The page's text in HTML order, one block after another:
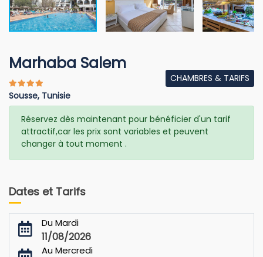
Marhaba Salem
Sousse, Tunisie
CHAMBRES & TARIFS
Réservez dès maintenant pour bénéficier d'un tarif
attractif,car les prix sont variables et peuvent
changer à tout moment .
Dates et Tarifs
Du Mardi
11/08/2026
Au Mercredi